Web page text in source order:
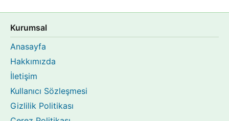
Kurumsal
Anasayfa
Hakkımızda
İletişim
Kullanıcı Sözleşmesi
Gizlilik Politikası